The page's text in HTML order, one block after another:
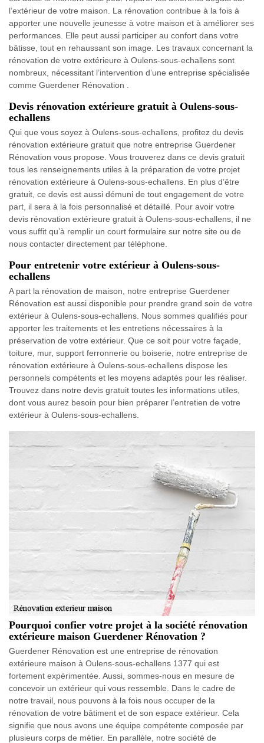
l’extérieur de votre maison. La rénovation contribue à la fois à
apporter une nouvelle jeunesse à votre maison et à améliorer ses
performances. Elle peut aussi participer au confort dans votre
bâtisse, tout en rehaussant son image. Les travaux concernant la
rénovation de votre extérieure à Oulens-sous-echallens sont
nombreux, nécessitant l’intervention d’une entreprise spécialisée
comme Guerdener Rénovation .
Devis rénovation extérieure gratuit à Oulens-sous-
echallens
Qui que vous soyez à Oulens-sous-echallens, profitez du devis
rénovation extérieure gratuit que notre entreprise Guerdener
Rénovation vous propose. Vous trouverez dans ce devis gratuit
tous les renseignements utiles à la préparation de votre projet
rénovation extérieure à Oulens-sous-echallens. En plus d’être
gratuit, ce devis est aussi démuni de tout engagement de votre
part, il sera à la fois personnalisé et détaillé. Pour avoir votre
devis rénovation extérieure gratuit à Oulens-sous-echallens, il ne
vous suffit qu’à remplir un court formulaire sur notre site ou de
nous contacter directement par téléphone.
Pour entretenir votre extérieur à Oulens-sous-
echallens
A part la rénovation de maison, notre entreprise Guerdener
Rénovation est aussi disponible pour prendre grand soin de votre
extérieur à Oulens-sous-echallens. Nous sommes qualifiés pour
apporter les traitements et les entretiens nécessaires à la
préservation de votre extérieur. Que ce soit pour votre façade,
toiture, mur, support ferronnerie ou boiserie, notre entreprise de
rénovation extérieure à Oulens-sous-echallens dispose les
personnels compétents et les moyens adaptés pour les réaliser.
Trouvez dans notre devis gratuit toutes les informations utiles,
dont vous aurez besoin pour bien préparer l’entretien de votre
extérieur à Oulens-sous-echallens.
Pourquoi confier votre projet à la société rénovation
extérieure maison Guerdener Rénovation ?
Guerdener Rénovation est une entreprise de rénovation
extérieure maison à Oulens-sous-echallens 1377 qui est
fortement expérimentée. Aussi, sommes-nous en mesure de
concevoir un extérieur qui vous ressemble. Dans le cadre de
notre travail, nous pouvons à la fois nous occuper de la
rénovation de votre bâtiment et de son espace extérieur. Cela
signifie que nous avons une équipe compétente composée par
plusieurs corps de métier. En parallèle, notre société de